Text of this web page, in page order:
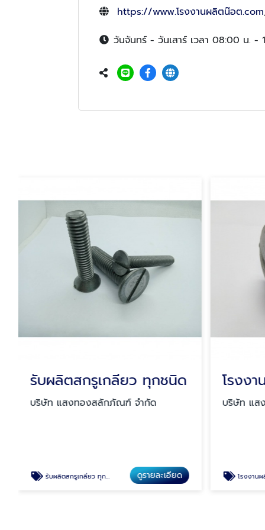
https://www.โรงงานผลิตน๊อต.com
วันจันทร์ - วันเสาร์ เวลา 08:00 น. -
รับผลิตสกรูเกลียว ทุกชนิด
บริษัท แสงทองสลักภัณฑ์ จำกัด
รับผลิตสกรูเกลียว ทุกชนิด ดูรายละเอียด
บริษัท แส
โรงงานผลิ